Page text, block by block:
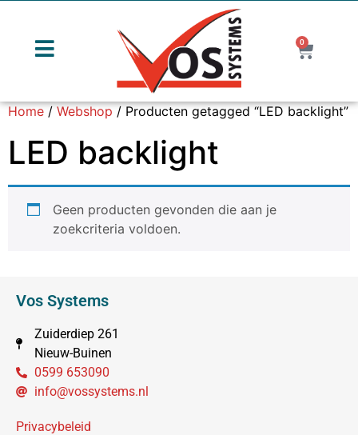
0
Home/Webshop/ Producten getagged “LED backlight”
LED backlight
Geen producten gevonden die aan je
zoekcriteria voldoen.
Vos Systems
Zuiderdiep 261
Nieuw-Buinen
0599 653090
info@vossystems.nl
Privacybeleid